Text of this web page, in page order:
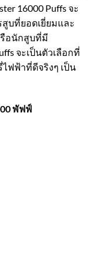
16000 Puffs จะ
บที่ยอดเยี่ยมและ
อนักสูบที่มี
จะเป็นตัวเลือกที่
ฟฟ้าที่ดีจริงๆ เป็น
พัฟฟ์